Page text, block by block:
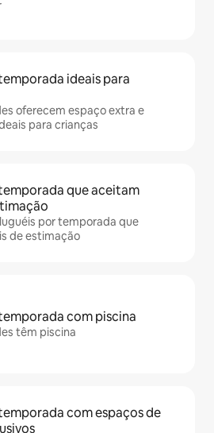
ideais para
oferecem espaço extra e
para crianças
que aceitam
por temporada que
de estimação
com piscina
têm piscina
com espaços de